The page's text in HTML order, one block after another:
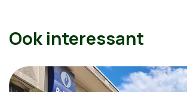
Ook interessant